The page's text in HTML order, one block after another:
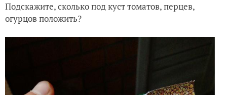
Подскажите, сколько под куст томатов, перцев,
огурцов положить?